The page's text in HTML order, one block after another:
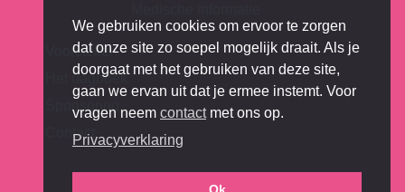
Voorstellen
Het dagboek
Contact
We gebruiken cookies om ervoor te zorgen
dat onze site zo soepel mogelijk draait. Als je
doorgaat met het gebruiken van deze site,
gaan we ervan uit dat je ermee instemt. Voor
vragen neem contactmet ons op.
Privacyverklaring